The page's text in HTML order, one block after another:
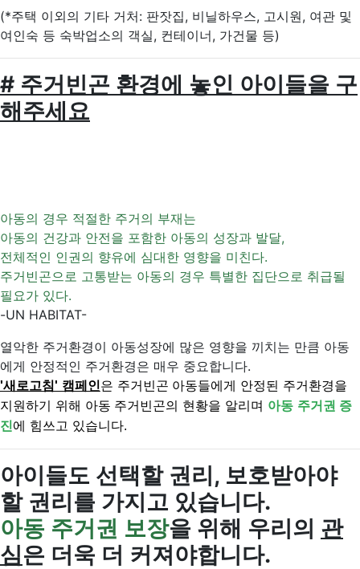
(*주택 이외의 기타 거처: 판잣집, 비닐하우스, 고시원, 여관 및
여인숙 등 숙박업소의 객실, 컨테이너, 가건물 등)
# 주거빈곤 환경에 놓인 아이들을 구
해주세요
아동의 경우 적절한 주거의 부재는
아동의 건강과 안전을 포함한 아동의 성장과 발달,
전체적인 인권의 향유에 심대한 영향을 미친다.
주거빈곤으로 고통받는 아동의 경우 특별한 집단으로 취급될
필요가 있다.
-UN HABITAT-
열악한 주거환경이 아동성장에 많은 영향을 끼치는 만큼 아동
에게 안정적인 주거환경은 매우 중요합니다.
'새로고침' 캠페인은 주거빈곤 아동들에게 안정된 주거환경을
지원하기 위해 아동 주거빈곤의 현황을 알리며 아동 주거권 증
진에 힘쓰고 있습니다.
아이들도 선택할 권리, 보호받아야
할 권리를 가지고 있습니다.
아동 주거권 보장을 위해 우리의 관
심은 더욱 더 커져야합니다.